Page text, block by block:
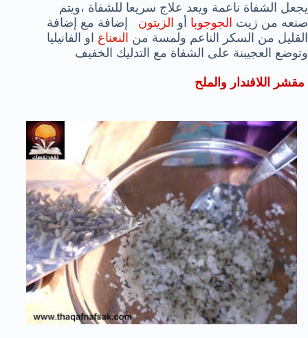
يجعل الشفاة ناعمة ويعد علاج سريعا للشفاة ،ويتم
صنعه من زيت الجوجوبا أو الزيتون إضافة مع إضافة
القليل من السكر الناعم ولمسة من النعناع او الفانيليا
وتوضع العجيبنة على الشفاة مع التدليك الخفيف
مقشر اللافندار والملح